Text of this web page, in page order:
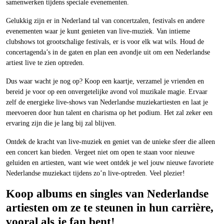
samenwerken tijdens speciale evenementen.
Gelukkig zijn er in Nederland tal van concertzalen, festivals en andere
evenementen waar je kunt genieten van live-muziek. Van intieme
clubshows tot grootschalige festivals, er is voor elk wat wils. Houd de
concertagenda’s in de gaten en plan een avondje uit om een Nederlandse
artiest live te zien optreden.
Dus waar wacht je nog op? Koop een kaartje, verzamel je vrienden en
bereid je voor op een onvergetelijke avond vol muzikale magie. Ervaar
zelf de energieke live-shows van Nederlandse muziekartiesten en laat je
meevoeren door hun talent en charisma op het podium. Het zal zeker een
ervaring zijn die je lang bij zal blijven.
Ontdek de kracht van live-muziek en geniet van de unieke sfeer die alleen
een concert kan bieden. Vergeet niet om open te staan voor nieuwe
geluiden en artiesten, want wie weet ontdek je wel jouw nieuwe favoriete
Nederlandse muziekact tijdens zo’n live-optreden. Veel plezier!
Koop albums en singles van Nederlandse
artiesten om ze te steunen in hun carrière,